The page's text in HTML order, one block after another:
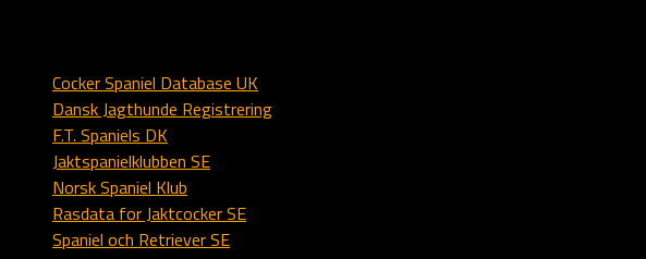
Cocker Spaniel Database UK
Dansk Jagthunde Registrering
F.T. Spaniels DK
Jaktspanielklubben SE
Norsk Spaniel Klub
Rasdata for Jaktcocker SE
Spaniel och Retriever SE